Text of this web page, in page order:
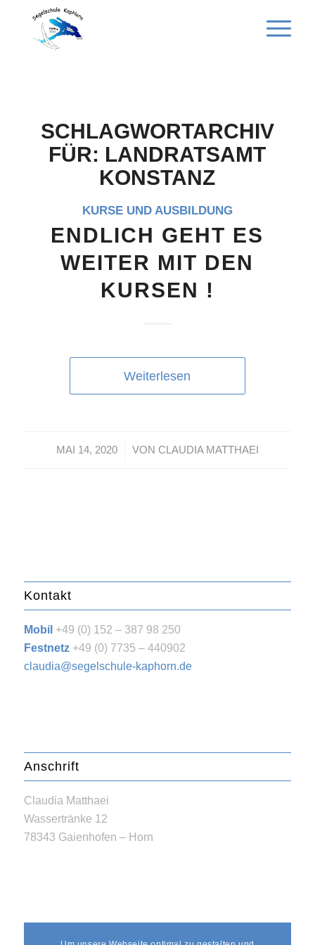
SCHLAGWORTARCHIV
FÜR: LANDRATSAMT
KONSTANZ
KURSE UND AUSBILDUNG
ENDLICH GEHT ES
WEITER MIT DEN
KURSEN !
Weiterlesen
MAI 14, 2020
/ VON CLAUDIA MATTHAEI
Kontakt
Mobil +49 (0) 152 – 387 98 250
Festnetz+49 (0) 7735 – 440902
claudia@segelschule-kaphorn.de
Anschrift
Claudia Matthaei
Wassertränke 12
78343 Gaienhofen – Horn